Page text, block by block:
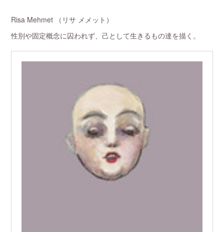
Risa Mehmet （リサ メメット）
性別や固定概念に囚われず、己として生きるもの達を描く。